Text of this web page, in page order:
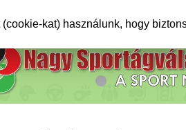
kat) használunk, hogy